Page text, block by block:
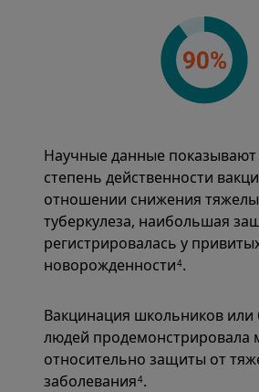
Научные данные
степень действенности
отношении снижения
туберкулеза, наибольшая
регистрировалась у
новорожденности4.
Вакцинация школьников или
людей продемонстрировала
относительно защиты от
заболевания4.